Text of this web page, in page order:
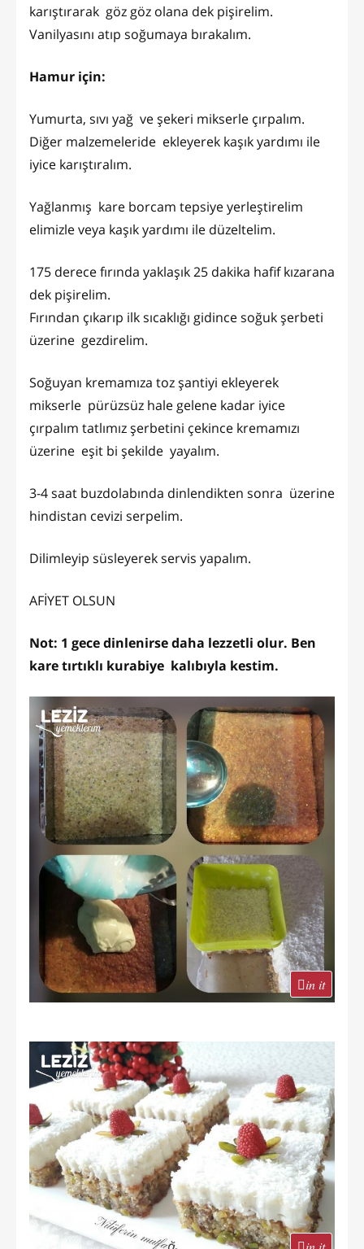
karıştırarak göz göz olana dek pişirelim.
Vanilyasını atıp soğumaya bırakalım.
Hamur için:
Yumurta, sıvı yağ ve şekeri mikserle çırpalım.
Diğer malzemeleride ekleyerek kaşık yardımı ile
iyice karıştıralım.
Yağlanmış kare borcam tepsiye yerleştirelim
elimizle veya kaşık yardımı ile düzeltelim.
175 derece fırında yaklaşık 25 dakika hafif kızarana
dek pişirelim.
Fırından çıkarıp ilk sıcaklığı gidince soğuk şerbeti
üzerine gezdirelim.
Soğuyan kremamıza toz şantiyi ekleyerek
mikserle pürüzsüz hale gelene kadar iyice
çırpalım tatlımız şerbetini çekince kremamızı
üzerine eşit bi şekilde yayalım.
3-4 saat buzdolabında dinlendikten sonra üzerine
hindistan cevizi serpelim.
Dilimleyip süsleyerek servis yapalım.
AFİYET OLSUN
Not: 1 gece dinlenirse daha lezzetli olur. Ben
kare tırtıklı kurabiye kalıbıyla kestim.
in it